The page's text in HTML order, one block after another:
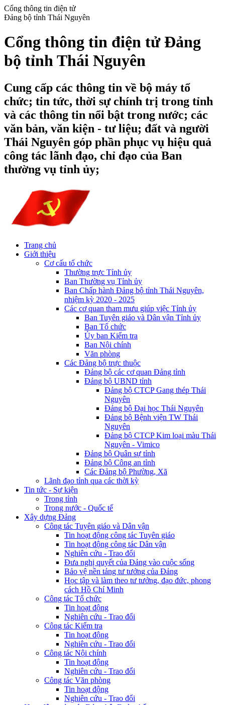
Cổng thông tin điện tử
Đảng bộ tỉnh Thái Nguyên
Cổng thông tin điện tử Đảng
bộ tỉnh Thái Nguyên
Cung cấp các thông tin về bộ máy tổ
chức; tin tức, thời sự chính trị trong tỉnh
và các thông tin nổi bật trong nước; các
văn bản, văn kiện - tư liệu; đất và người
Thái Nguyên góp phần phục vụ hiệu quả
công tác lãnh đạo, chỉ đạo của Ban
thường vụ tỉnh ủy;
Trang chủ
Giới thiệu
Cơ cấu tổ chức
Thường trực Tỉnh ủy
Ban Thường vụ Tỉnh ủy
Ban Chấp hành Đảng bộ tỉnh Thái Nguyên,
nhiệm kỳ 2020 - 2025
Các cơ quan tham mưu giúp việc Tỉnh ủy
Ban Tuyên giáo và Dân vận Tỉnh ủy
Ban Tổ chức
Ủy ban Kiểm tra
Ban Nội chính
Văn phòng
Các Đảng bộ trực thuộc
Đảng bộ các cơ quan Đảng tỉnh
Đảng bộ UBND tỉnh
Đảng bộ CTCP Gang thép Thái
Nguyên
Đảng bộ Đại học Thái Nguyên
Đảng bộ Bệnh viện TW Thái
Nguyên
Đảng bộ CTCP Kim loại màu Thái
Nguyên - Vimico
Đảng bộ Quân sự tỉnh
Đảng bộ Công an tỉnh
Các Đảng bộ Phường, Xã
Lãnh đạo tỉnh qua các thời kỳ
Tin tức - Sự kiện
Trong tỉnh
Trong nước - Quốc tế
Xây dựng Đảng
Công tác Tuyên giáo và Dân vận
Tin hoạt động công tác Tuyên giáo
Tin hoạt động công tác Dân vận
Nghiên cứu - Trao đổi
Đưa nghị quyết của Đảng vào cuộc sống
Bảo vệ nền tảng tư tưởng của Đảng
Học tập và làm theo tư tưởng, đạo đức, phong
cách Hồ Chí Minh
Công tác Tổ chức
Tin hoạt động
Nghiên cứu - Trao đổi
Công tác Kiểm tra
Tin hoạt động
Nghiên cứu - Trao đổi
Công tác Nội chính
Tin hoạt động
Nghiên cứu - Trao đổi
Công tác Văn phòng
Tin hoạt động
Nghiên cứu - Trao đổi